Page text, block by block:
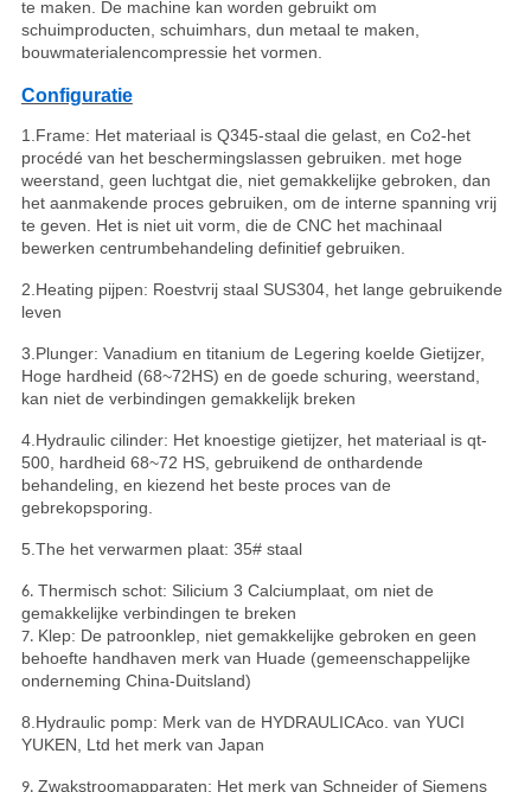
te maken. De machine kan worden gebruikt om
schuimproducten, schuimhars, dun metaal te maken,
bouwmaterialencompressie het vormen.
Configuratie
1.Frame: Het materiaal is Q345-staal die gelast, en Co2-het
procédé van het beschermingslassen gebruiken. met hoge
weerstand, geen luchtgat die, niet gemakkelijke gebroken, dan
het aanmakende proces gebruiken, om de interne spanning vrij
te geven. Het is niet uit vorm, die de CNC het machinaal
bewerken centrumbehandeling definitief gebruiken.
2.Heating pijpen: Roestvrij staal SUS304, het lange gebruikende
leven
3.Plunger: Vanadium en titanium de Legering koelde Gietijzer,
Hoge hardheid (68~72HS) en de goede schuring, weerstand,
kan niet de verbindingen gemakkelijk breken
4.Hydraulic cilinder: Het knoestige gietijzer, het materiaal is qt-
500, hardheid 68~72 HS, gebruikend de onthardende
behandeling, en kiezend het beste proces van de
gebrekopsporing.
5.The het verwarmen plaat: 35# staal
6. Thermisch schot: Silicium 3 Calciumplaat, om niet de
gemakkelijke verbindingen te breken
7. Klep: De patroonklep, niet gemakkelijke gebroken en geen
behoefte handhaven merk van Huade (gemeenschappelijke
onderneming China-Duitsland)
8.Hydraulic pomp: Merk van de HYDRAULICAco. van YUCI
YUKEN, Ltd het merk van Japan
9. Zwakstroomapparaten: Het merk van Schneider of Siemens